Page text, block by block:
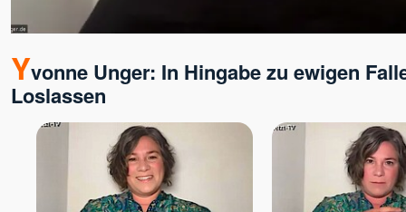
Yvonne Unger: In Hingabe zu ewigen
Loslassen